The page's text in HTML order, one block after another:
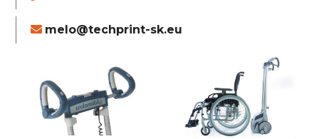
melo@techprint-sk.eu